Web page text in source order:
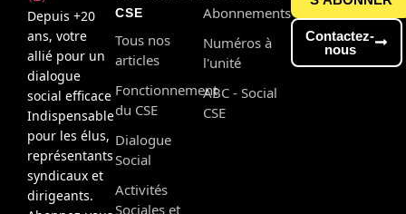
Depuis +20
ans, votre
allié pour un
dialogue
social efficace
Indispensable
pour les élus,
représentants
syndicaux et
dirigeants.
CSE
Tous nos
articles
Fonctionnement
du CSE
Dialogue
Social
Activités
Sociales et
Abonnements
Numéros à
l'unité
ABC - Social
CSE
Contactez-
nous